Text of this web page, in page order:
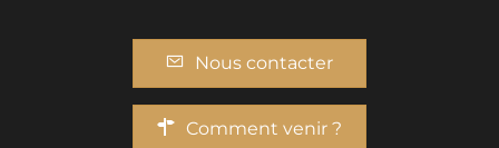
Nous contacter
Comment venir ?